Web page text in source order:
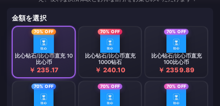
金額を選択
70% OFF
比心钻石/比心币直充 10
比心币
￥ 235.17
70% OFF
比心钻石/比心币直充
1000钻石
￥ 240.10
70% OFF
比心钻石/比心币直充
100比心币
￥ 2359.89
70% OFF 70% OFF 70% OFF